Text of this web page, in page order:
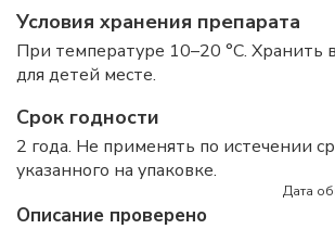
Условия хранения препарата
При температуре 10–20 °C. Хранить
для детей месте.
Срок годности
2 года. Не применять по истечении
указанного на упаковке.
Дата
Описание проверено